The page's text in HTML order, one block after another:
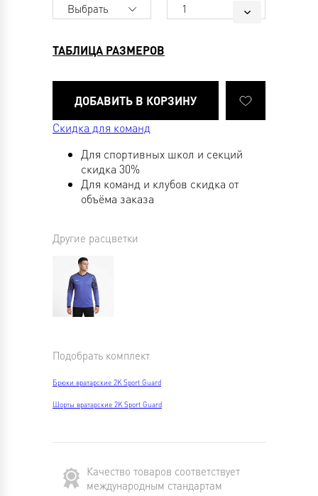
Выбрать 1
ТАБЛИЦА РАЗМЕРОВ
Скидка для команд
Для спортивных школ и секций
скидка 30%
Для команд и клубов скидка от
объёма заказа
Другие расцветки
Подобрать комплект
Брюки вратарские 2K Sport Guard
Шорты вратарские 2K Sport Guard
Качество товаров соответствует
международным стандартам